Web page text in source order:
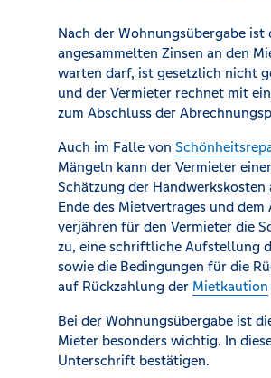
Nach der Wohnungsübergabe
angesammelten Zinsen an den
warten darf, ist gesetzlich nicht
und der Vermieter rechnet mit
zum Abschluss der
Auch im Falle von
Mängeln kann der Vermieter
Schätzung der
Ende des Mietvertrages und dem
verjähren für den Vermieter die
zu, eine schriftliche Aufstellung
sowie die Bedingungen für die
auf Rückzahlung der Mietkaution
Bei der Wohnungsübergabe ist
Mieter besonders wichtig. In
Unterschrift bestätigen.